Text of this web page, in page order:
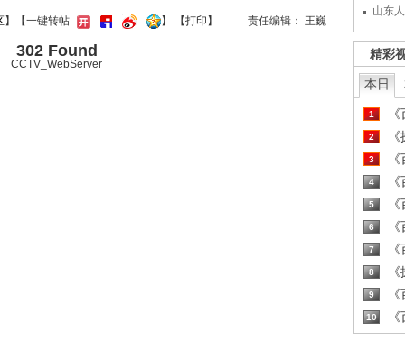
山东
精彩
本日
1
2
3
4
5
6
7
8
9
10
】【一键转帖 】 【打印 】 责任编辑： 王巍
302 Found
CCTV_WebServer